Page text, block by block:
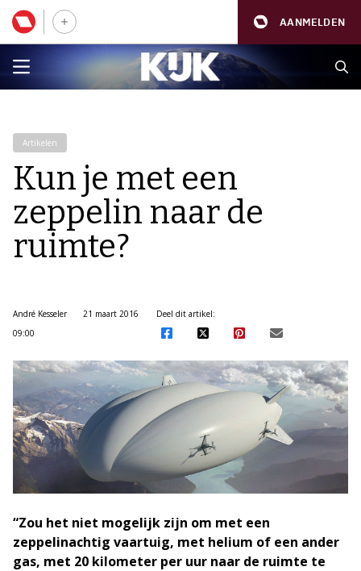
AANMELDEN
Artikelen
Kun je met een
zeppelin naar de
ruimte?
André Kesseler
21 maart 2016
09:00
Deel dit artikel:
“Zou het niet mogelijk zijn om met een
zeppelinachtig vaartuig, met helium of een ander
gas, met 20 kilometer per uur naar de ruimte te